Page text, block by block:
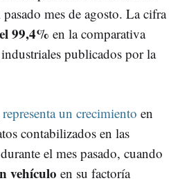
mes de agosto. La cifra
99,4% en la comparativa
publicados por la
representa un crecimiento en
contabilizados en las
el mes pasado, cuando
vehículo en su factoría